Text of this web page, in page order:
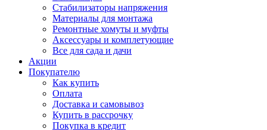
Стабилизаторы напряжения
Материалы для монтажа
Ремонтные хомуты и муфты
Аксессуары и комплетующие
Все для сада и дачи
Акции
Покупателю
Как купить
Оплата
Доставка и самовывоз
Купить в рассрочку
Покупка в кредит